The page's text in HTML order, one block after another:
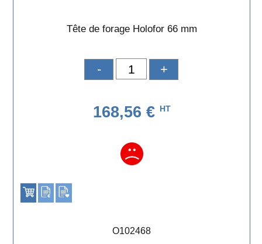
Tête de forage Holofor 66 mm
- +
168,56 € HT
O102468